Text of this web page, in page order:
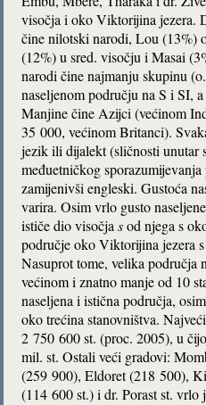
visočja i oko Viktorijina jezera.
čine nilotski narodi, Lou (13%)
(12%) u sred. visočju i Masai
narodi čine najmanju skupinu
naseljenom području na S i SI,
Manjine čine Azijci (većinom
35 000, većinom Britanci).
jezik ili dijalekt (sličnosti unutar
međuetničkog
zamijenivši engleski. Gustoća
varira. Osim vrlo gusto
ističe dio visočjasod njega s
područje oko Viktorijina jezera
Nasuprot tome, velika područja
većinom i znatno manje od 10
naseljena i istična područja,
oko trećina stanovništva.
2 750 600 st. (proc. 2005), u
mil. st. Ostali veći gradovi:
(259 900), Eldoret (218 500),
(114 600 st.) i dr. Porast st. vrlo